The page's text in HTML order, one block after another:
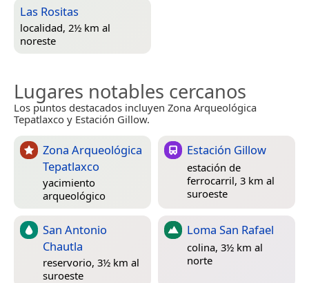
Las Rositas
localidad, 2½ km al
noreste
Lugares notables cercanos
Los puntos destacados incluyen Zona Arqueológica
Tepatlaxco y Estación Gillow.
Zona Arqueológica
Tepatlaxco
yacimiento
arqueológico
Estación Gillow
estación de
ferrocarril, 3 km al
suroeste
San Antonio
Chautla
reservorio, 3½ km al
suroeste
Loma San Rafael
colina, 3½ km al
norte